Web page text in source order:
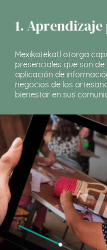
1.
Mexikatekatl otorga
presenciales que son
aplicación de
negocios de los
bienestar en sus